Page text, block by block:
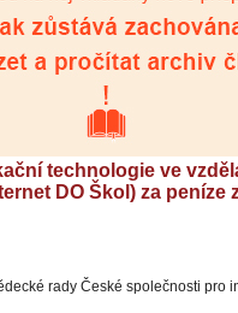
technologie ve
DO Škol) za peníze
rady České společnosti pro